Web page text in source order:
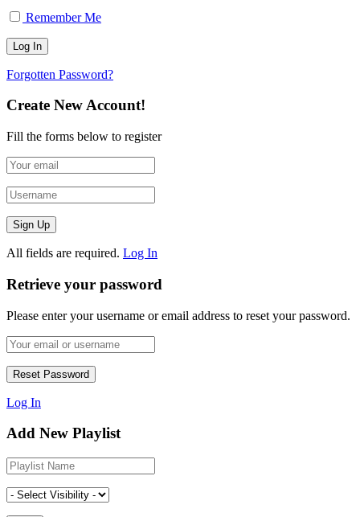
Remember Me
Forgotten Password?
Create New Account!
Fill the forms below to register
All fields are required. Log In
Retrieve your password
Please enter your username or email address to reset your password.
Log In
Add New Playlist